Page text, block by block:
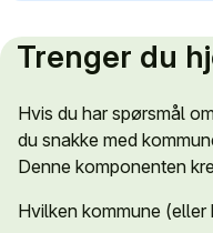
Trenger du
Hvis du har spørsmål
du snakke med
Denne komponenten
Hvilken kommune (eller